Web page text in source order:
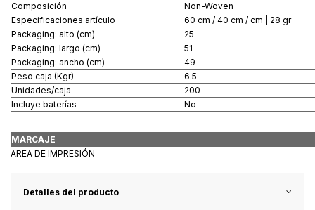
Composición
Non-Woven
Especificaciones artículo
60 cm / 40 cm / cm | 28 gr
Packaging: alto (cm)
25
Packaging: largo (cm)
51
Packaging: ancho (cm)
49
Peso caja (Kgr)
6.5
Unidades/caja
200
Incluye baterías
No
MARCAJE
AREA DE IMPRESIÓN
Detalles del producto